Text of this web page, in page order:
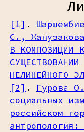
[1] .
С.,
В КОМПОЗИЦИИ
НЕЛИНЕЙНОГО
[2] . Гурова
социальных
российском